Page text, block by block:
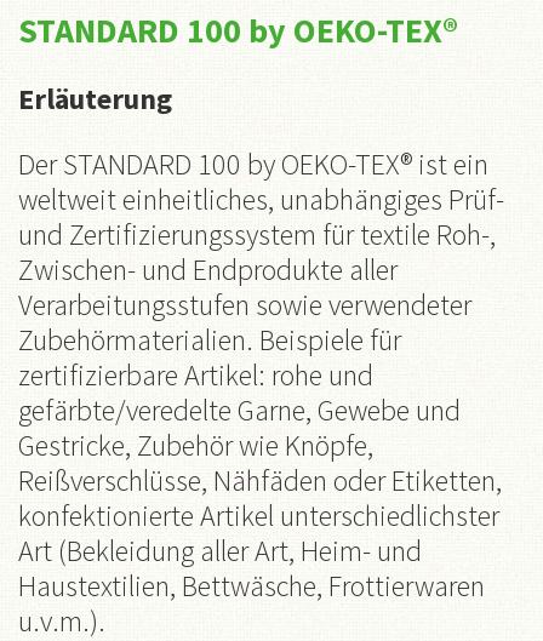
STANDARD 100 by OEKO-TEX®
Erläuterung
Der STANDARD 100 by OEKO-TEX® ist ein
weltweit einheitliches, unabhängiges Prüf-
und Zertifizierungssystem für textile Roh-,
Zwischen- und Endprodukte aller
Verarbeitungsstufen sowie verwendeter
Zubehörmaterialien. Beispiele für
zertifizierbare Artikel: rohe und
gefärbte/veredelte Garne, Gewebe und
Gestricke, Zubehör wie Knöpfe,
Reißverschlüsse, Nähfäden oder Etiketten,
konfektionierte Artikel unterschiedlichster
Art (Bekleidung aller Art, Heim- und
Haustextilien, Bettwäsche, Frottierwaren
u.v.m.).